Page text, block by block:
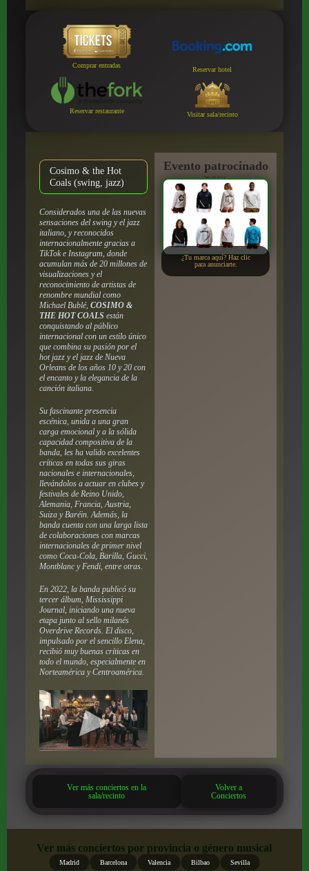
Comprar entradas
Reservar hotel
Reservar restaurante Visitar sala/recinto
Cosimo & the Hot
Coals (swing, jazz)
Considerados una de las nuevas
sensaciones del swing y el jazz
italiano, y reconocidos
internacionalmente gracias a
TikTok e Instagram, donde
acumulan más de 20 millones de
visualizaciones y el
reconocimiento de artistas de
renombre mundial como
Michael Bublé, COSIMO &
THE HOT COALS están
conquistando al público
internacional con un estilo único
que combina su pasión por el
hot jazz y el jazz de Nueva
Orleans de los años 10 y 20 con
el encanto y la elegancia de la
canción italiana.
Su fascinante presencia
escénica, unida a una gran
carga emocional y a la sólida
capacidad compositiva de la
banda, les ha valido excelentes
críticas en todas sus giras
nacionales e internacionales,
llevándolos a actuar en clubes y
festivales de Reino Unido,
Alemania, Francia, Austria,
Suiza y Baréin. Además, la
banda cuenta con una larga lista
de colaboraciones con marcas
internacionales de primer nivel
como Coca-Cola, Barilla, Gucci,
Montblanc y Fendi, entre otras.
En 2022, la banda publicó su
tercer álbum, Mississippi
Journal, iniciando una nueva
etapa junto al sello milanés
Overdrive Records. El disco,
impulsado por el sencillo Elena,
recibió muy buenas críticas en
todo el mundo, especialmente en
Norteamérica y Centroamérica.
Evento patrocinado
por:
¿Tu marca aquí? Haz clic
para anunciarte.
Ver más conciertos en la
sala/recinto
Volver a
Conciertos
Ver más conciertos por provincia o género musical
Madrid Barcelona Valencia Bilbao Sevilla